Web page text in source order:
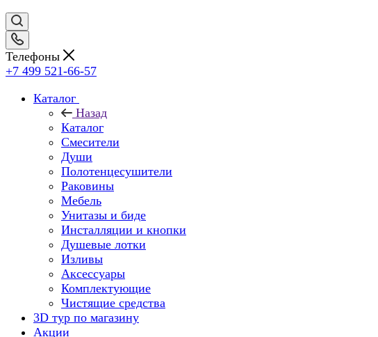
Телефоны
+7 499 521-66-57
Каталог
Назад
Каталог
Смесители
Души
Полотенцесушители
Раковины
Мебель
Унитазы и биде
Инсталляции и кнопки
Душевые лотки
Изливы
Аксессуары
Комплектующие
Чистящие средства
3D тур по магазину
Акции